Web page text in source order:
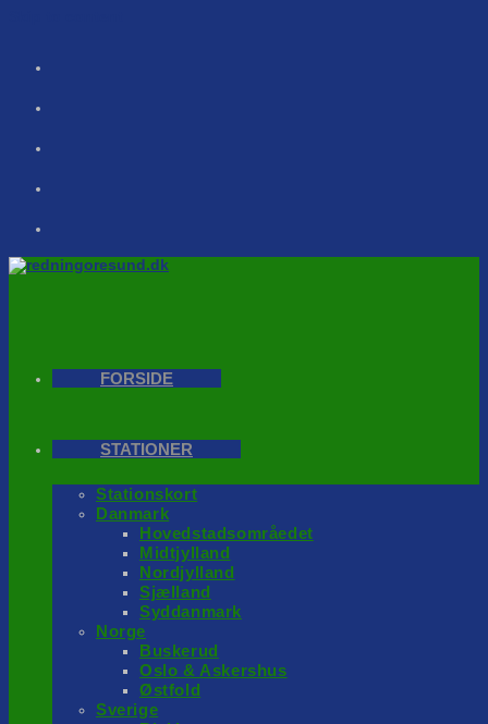
FORSIDE
STATIONER
Stationskort
Danmark
Hovedstadsområedet
Midtjylland
Nordjylland
Sjælland
Syddanmark
Norge
Buskerud
Oslo & Askershus
Østfold
Sverige